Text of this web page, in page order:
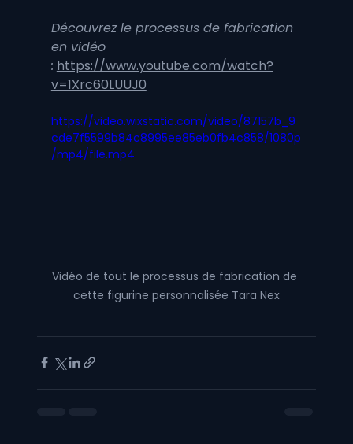
Découvrez le processus de fabrication
en vidéo
: https://www.youtube.com/watch?
v=1Xrc60LUUJ0
https://video.wixstatic.com/video/87157b_9
cde7f5599b84c8995ee85eb0fb4c858/1080p
/mp4/file.mp4
Vidéo de tout le processus de fabrication de
cette figurine personnalisée Tara Nex